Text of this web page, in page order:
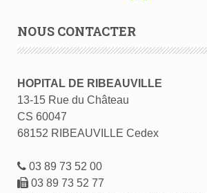
NOUS CONTACTER
HOPITAL DE RIBEAUVILLE
13-15 Rue du Château
CS 60047
68152 RIBEAUVILLE Cedex
03 89 73 52 00
03 89 73 52 77